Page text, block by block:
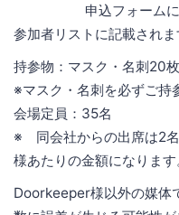
申込フォームにご記
参加者リストに記載されま
持参物：マスク・名刺20
※マスク・名刺を必ずご持
会場定員：35名
※ 同会社からの出席は2名
様あたりの金額になります
Doorkeeper様以外の媒体